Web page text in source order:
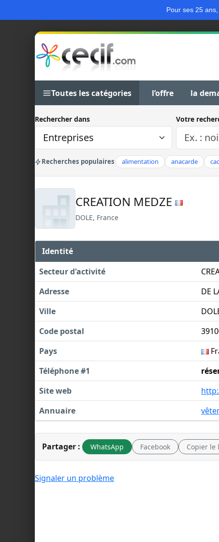
Pour ses 25
Toutes les catégories l’offre la
Rechercher dans Votre
Recherches populaires alimentation anacarde
CREATION MEDZE
DOLE, France
Identité
Secteur d'activité
Adresse
DE
Ville
Code postal
Pays
Téléphone #1
Site web
Annuaire
Partager : WhatsApp Facebook Copier le
Signaler un problème